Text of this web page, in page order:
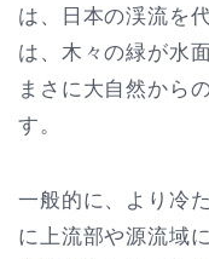
は、日本の渓流を
は、木々の緑が水
まさに大自然から
す。
一般的に、より冷
に上流部や源流域